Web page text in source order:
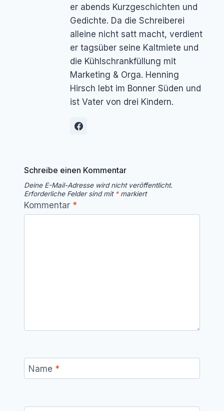
er abends Kurzgeschichten und
Gedichte. Da die Schreiberei
alleine nicht satt macht, verdient
er tagsüber seine Kaltmiete und
die Kühlschrankfüllung mit
Marketing & Orga. Henning
Hirsch lebt im Bonner Süden und
ist Vater von drei Kindern.
Schreibe einen Kommentar
Deine E-Mail-Adresse wird nicht veröffentlicht.
Erforderliche Felder sind mit *markiert
Kommentar *
Name *